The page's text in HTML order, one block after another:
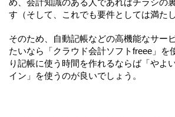
す（そして、これでも要件としては満た
そのため、自動記帳などの高機能なサー
たいなら「クラウド会計ソフトfreee」を
り記帳に使う時間を作れるならば「やよ
イン」を使うのが良いでしょう。